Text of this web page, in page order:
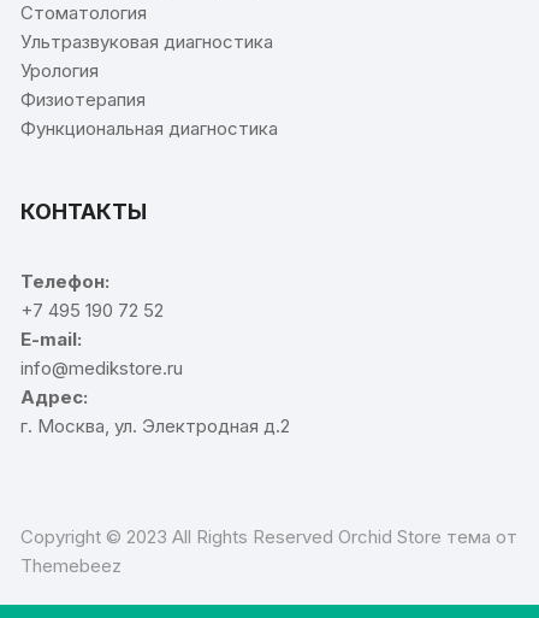
Стоматология
Ультразвуковая диагностика
Урология
Физиотерапия
Функциональная диагностика
КОНТАКТЫ
Телефон:
+7 495 190 72 52
E-mail:
info@medikstore.ru
Адрес:
г. Москва, ул. Электродная д.2
Copyright © 2023 All Rights Reserved Orchid Store тема от
Themebeez